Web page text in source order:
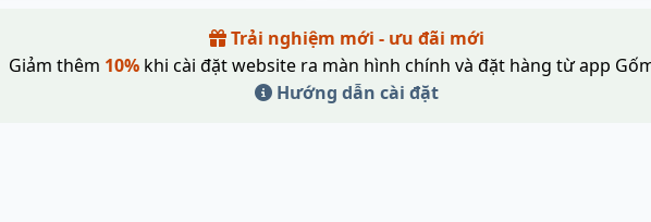
Trải nghiệm mới - ưu đãi mới
Giảm thêm 10% khi cài đặt website ra màn hình chính và đặt hàng từ app
Hướng dẫn cài đặt